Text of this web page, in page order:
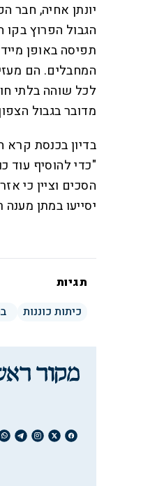
יונתן אחיה, חבר
הגבול הפרוץ בקו
תפיסה באופן
המחבלים. הם
לכל שוהה בלתי
מדובר בגבול
בדיון בכנסת
"כדי להוסיף עוד
הסכים וציין כי
יסייעו במתן מענה
תגיות
כיתות כוננות